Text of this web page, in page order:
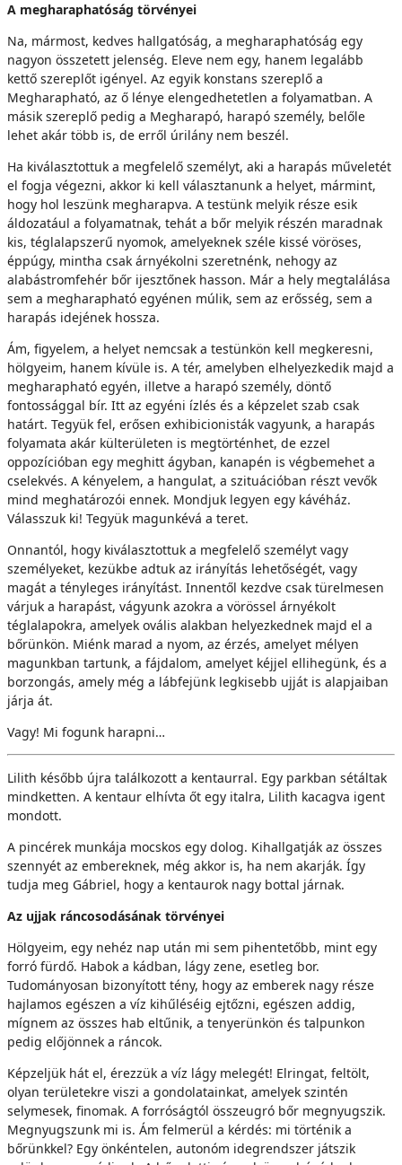
A megharaphatóság törvényei
Na, mármost, kedves hallgatóság, a megharaphatóság egy
nagyon összetett jelenség. Eleve nem egy, hanem legalább
kettő szereplőt igényel. Az egyik konstans szereplő a
Megharapható, az ő lénye elengedhetetlen a folyamatban. A
másik szereplő pedig a Megharapó, harapó személy, belőle
lehet akár több is, de erről úrilány nem beszél.
Ha kiválasztottuk a megfelelő személyt, aki a harapás műveletét
el fogja végezni, akkor ki kell választanunk a helyet, mármint,
hogy hol leszünk megharapva. A testünk melyik része esik
áldozatául a folyamatnak, tehát a bőr melyik részén maradnak
kis, téglalapszerű nyomok, amelyeknek széle kissé vöröses,
éppúgy, mintha csak árnyékolni szeretnénk, nehogy az
alabástromfehér bőr ijesztőnek hasson. Már a hely megtalálása
sem a megharapható egyénen múlik, sem az erősség, sem a
harapás idejének hossza.
Ám, figyelem, a helyet nemcsak a testünkön kell megkeresni,
hölgyeim, hanem kívüle is. A tér, amelyben elhelyezkedik majd a
megharapható egyén, illetve a harapó személy, döntő
fontossággal bír. Itt az egyéni ízlés és a képzelet szab csak
határt. Tegyük fel, erősen exhibicionisták vagyunk, a harapás
folyamata akár külterületen is megtörténhet, de ezzel
oppozícióban egy meghitt ágyban, kanapén is végbemehet a
cselekvés. A kényelem, a hangulat, a szituációban részt vevők
mind meghatározói ennek. Mondjuk legyen egy kávéház.
Válasszuk ki! Tegyük magunkévá a teret.
Onnantól, hogy kiválasztottuk a megfelelő személyt vagy
személyeket, kezükbe adtuk az irányítás lehetőségét, vagy
magát a tényleges irányítást. Innentől kezdve csak türelmesen
várjuk a harapást, vágyunk azokra a vörössel árnyékolt
téglalapokra, amelyek ovális alakban helyezkednek majd el a
bőrünkön. Miénk marad a nyom, az érzés, amelyet mélyen
magunkban tartunk, a fájdalom, amelyet kéjjel ellihegünk, és a
borzongás, amely még a lábfejünk legkisebb ujját is alapjaiban
járja át.
Vagy! Mi fogunk harapni…
Lilith később újra találkozott a kentaurral. Egy parkban sétáltak
mindketten. A kentaur elhívta őt egy italra, Lilith kacagva igent
mondott.
A pincérek munkája mocskos egy dolog. Kihallgatják az összes
szennyét az embereknek, még akkor is, ha nem akarják. Így
tudja meg Gábriel, hogy a kentaurok nagy bottal járnak.
Az ujjak ráncosodásának törvényei
Hölgyeim, egy nehéz nap után mi sem pihentetőbb, mint egy
forró fürdő. Habok a kádban, lágy zene, esetleg bor.
Tudományosan bizonyított tény, hogy az emberek nagy része
hajlamos egészen a víz kihűléséig ejtőzni, egészen addig,
mígnem az összes hab eltűnik, a tenyerünkön és talpunkon
pedig előjönnek a ráncok.
Képzeljük hát el, érezzük a víz lágy melegét! Elringat, feltölt,
olyan területekre viszi a gondolatainkat, amelyek szintén
selymesek, finomak. A forróságtól összeugró bőr megnyugszik.
Megnyugszunk mi is. Ám felmerül a kérdés: mi történik a
bőrünkkel? Egy önkéntelen, autonóm idegrendszer játszik